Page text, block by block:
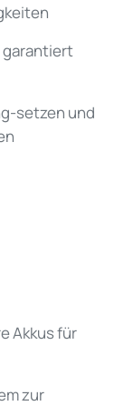
setzen und
Akkus für
zur